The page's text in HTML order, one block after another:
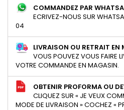
COMMANDEZ PAR
ECRIVEZ-NOUS SUR
04
LIVRAISON OU RETRAIT EN
VOUS POUVEZ VOUS FAIRE
VOTRE COMMANDE EN MAGASIN.
OBTENIR PROFORMA OU
CLIQUEZ SUR « JE VEUX
MODE DE LIVRAISON » COCHEZ «